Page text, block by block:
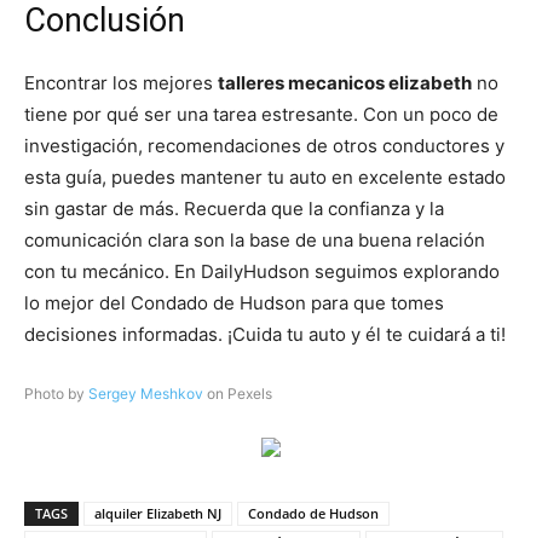
Conclusión
Encontrar los mejores talleres mecanicos elizabeth no
tiene por qué ser una tarea estresante. Con un poco de
investigación, recomendaciones de otros conductores y
esta guía, puedes mantener tu auto en excelente estado
sin gastar de más. Recuerda que la confianza y la
comunicación clara son la base de una buena relación
con tu mecánico. En DailyHudson seguimos explorando
lo mejor del Condado de Hudson para que tomes
decisiones informadas. ¡Cuida tu auto y él te cuidará a ti!
Photo by Sergey Meshkov on Pexels
TAGS alquiler Elizabeth NJ
Condado de Hudson